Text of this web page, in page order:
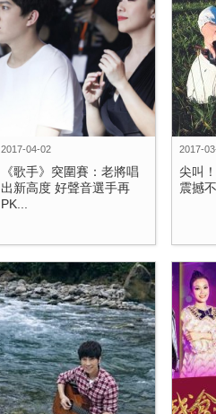
2017-04-02
《歌手》突圍賽：老將唱
出新高度 好聲音選手再
PK...
2017-
尖叫
震撼